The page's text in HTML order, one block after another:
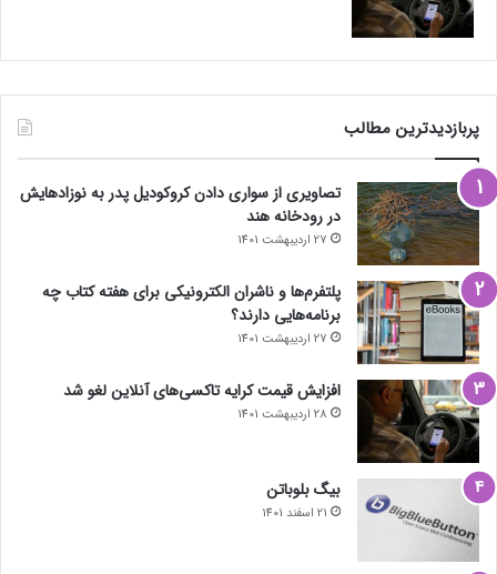
پربازدیدترین مطالب
تصاویری از سواری دادن کروکودیل پدر به نوزادهایش
در رودخانه هند
27 اردیبهشت 1401
پلتفرم‌ها و ناشران الکترونیکی برای هفته کتاب چه
برنامه‌هایی دارند؟
27 اردیبهشت 1401
افزایش قیمت کرایه تاکسی‌های آنلاین لغو شد
28 اردیبهشت 1401
بیگ بلوباتن
21 اسفند 1401